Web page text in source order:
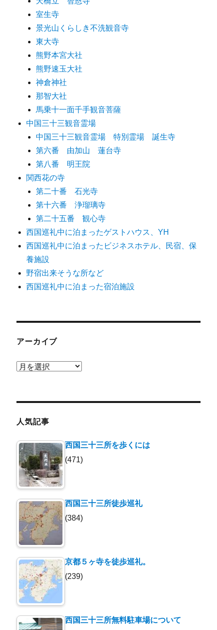
室生寺
景光山くらしき不洗観音寺
東大寺
熊野本宮大社
熊野速玉大社
神倉神社
那智大社
馬乗十一面千手観音菩薩
中国三十三観音霊場
中国三十三観音霊場 特別霊場 誕生寺
第六番 由加山 蓮台寺
第八番 明王院
関西花の寺
第二十番 石光寺
第十六番 浄瑠璃寺
第二十五番 観心寺
西国巡礼中に泊まったゲストハウス、YH
西国巡礼中に泊まったビジネスホテル、民宿、保
養施設
野宿出来そうな所など
西国巡礼中に泊まった宿泊施設
アーカイブ
ア
ブ
人気記事
西国三十三所を歩くには
(471)
西国三十三所徒歩巡礼
(384)
京都５ヶ寺を徒歩巡礼。
(239)
西国三十三所無料駐車場について